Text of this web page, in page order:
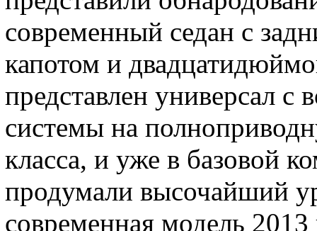
современный седан с
капотом и
представлен универсал с
системы на
класса, и уже в базовой
продумали высочайший
современная модель 2013